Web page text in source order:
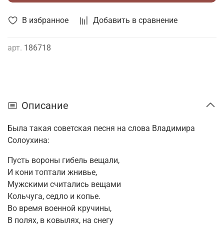
В избранное Добавить в сравнение
арт. 186718
Описание
Была такая советская песня на слова Владимира
Солоухина:
Пусть вороны гибель вещали,
И кони топтали жнивье,
Мужскими считались вещами
Кольчуга, седло и копье.
Во время военной кручины,
В полях, в ковылях, на снегу